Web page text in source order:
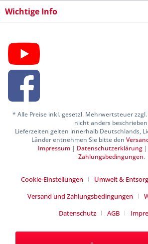
Wichtige Info
* Alle Preise inkl. gesetzl. Mehrwertsteuer zzgl.
nicht anders
Lieferzeiten gelten innerhalb Deutschlands,
Länder entnehmen Sie bitte den
Impressum | Datenschutzerklärung |
Zahlungsbedingungen.
Cookie-Einstellungen Umwelt &
Versand und Zahlungsbedingungen
Datenschutz
AGB